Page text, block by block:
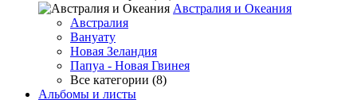
Австралия и Океания
Австралия
Вануату
Новая Зеландия
Папуа - Новая Гвинея
Все категории (8)
Альбомы и листы